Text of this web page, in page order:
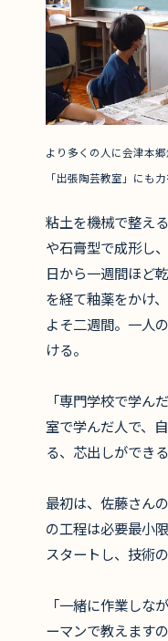
より多くの人に会津本
「出張陶芸教室」にも力
粘土を機械で整え
や石膏型で成形し
日から一週間ほど
を経て釉薬をかけ
よそ二週間。一人
ける。
「専門学校で学ん
室で学んだ人で、
る、芯出しができ
最初は、佐藤さん
の工程は必要最小
スタートし、技術
「一緒に作業しな
ーマンで教えます